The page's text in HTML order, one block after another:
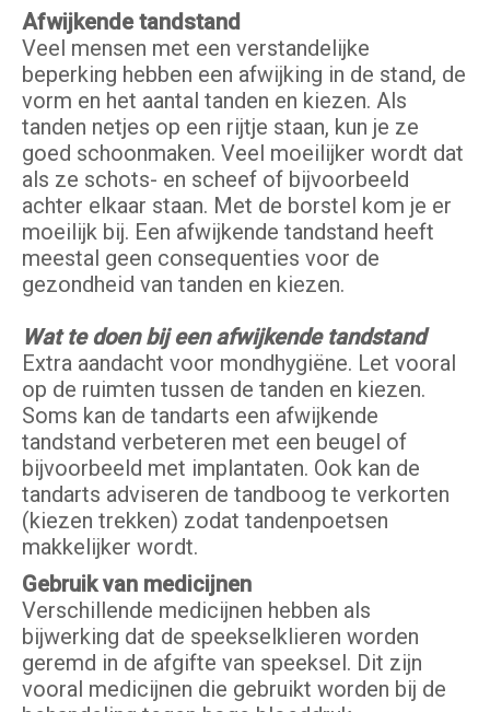
Afwijkende tandstand
Veel mensen met een verstandelijke
beperking hebben een afwijking in de stand, de
vorm en het aantal tanden en kiezen. Als
tanden netjes op een rijtje staan, kun je ze
goed schoonmaken. Veel moeilijker wordt dat
als ze schots- en scheef of bijvoorbeeld
achter elkaar staan. Met de borstel kom je er
moeilijk bij. Een afwijkende tandstand heeft
meestal geen consequenties voor de
gezondheid van tanden en kiezen.
Wat te doen bij een afwijkende tandstand
Extra aandacht voor mondhygiëne. Let vooral
op de ruimten tussen de tanden en kiezen.
Soms kan de tandarts een afwijkende
tandstand verbeteren met een beugel of
bijvoorbeeld met implantaten. Ook kan de
tandarts adviseren de tandboog te verkorten
(kiezen trekken) zodat tandenpoetsen
makkelijker wordt.
Gebruik van medicijnen
Verschillende medicijnen hebben als
bijwerking dat de speekselklieren worden
geremd in de afgifte van speeksel. Dit zijn
vooral medicijnen die gebruikt worden bij de